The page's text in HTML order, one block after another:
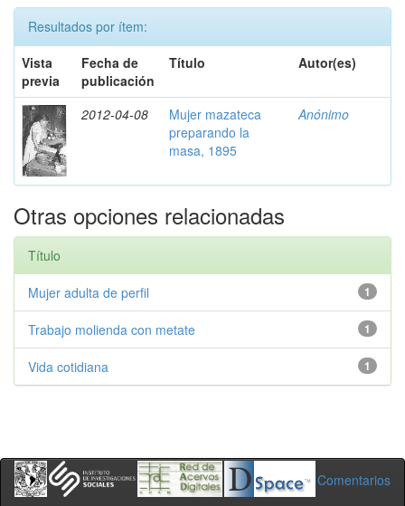
Resultados por ítem:
Vista
previa
Fecha de
publicación
Título Autor(es)
2012-04-08
Mujer mazateca
preparando la
masa, 1895
Anónimo
Otras opciones relacionadas
Título
1
Mujer adulta de perfil
1
Trabajo molienda con metate
1
Vida cotidiana
Comentarios